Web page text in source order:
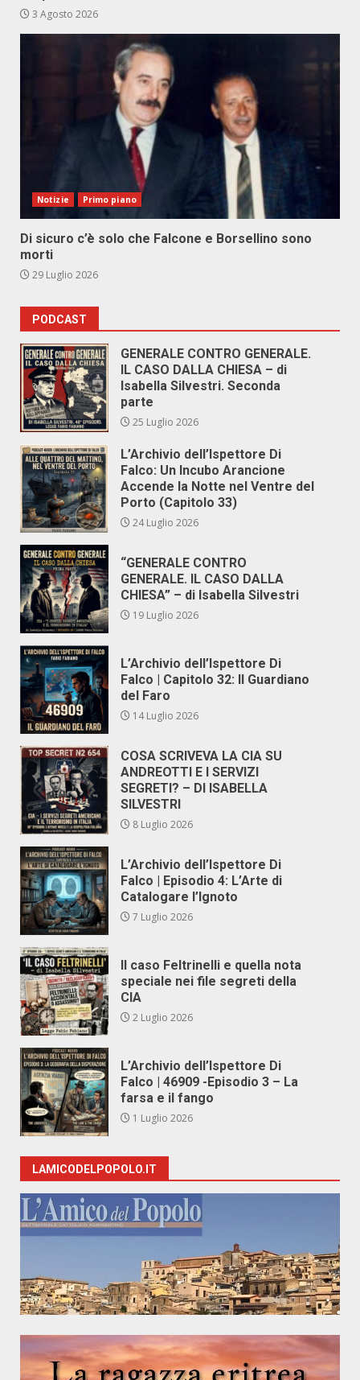
3 Agosto 2026
Notizie Primo piano
Di sicuro c’è solo che Falcone e Borsellino sono
morti
29 Luglio 2026
PODCAST
GENERALE CONTRO GENERALE.
IL CASO DALLA CHIESA – di
Isabella Silvestri. Seconda
parte
25 Luglio 2026
L’Archivio dell’Ispettore Di
Falco: Un Incubo Arancione
Accende la Notte nel Ventre del
Porto (Capitolo 33)
24 Luglio 2026
“GENERALE CONTRO
GENERALE. IL CASO DALLA
CHIESA” – di Isabella Silvestri
19 Luglio 2026
L’Archivio dell’Ispettore Di
Falco | Capitolo 32: Il Guardiano
del Faro
14 Luglio 2026
COSA SCRIVEVA LA CIA SU
ANDREOTTI E I SERVIZI
SEGRETI? – DI ISABELLA
SILVESTRI
8 Luglio 2026
L’Archivio dell’Ispettore Di
Falco | Episodio 4: L’Arte di
Catalogare l’Ignoto
7 Luglio 2026
Il caso Feltrinelli e quella nota
speciale nei file segreti della
CIA
2 Luglio 2026
L’Archivio dell’Ispettore Di
Falco | 46909 -Episodio 3 – La
farsa e il fango
1 Luglio 2026
LAMICODELPOPOLO.IT